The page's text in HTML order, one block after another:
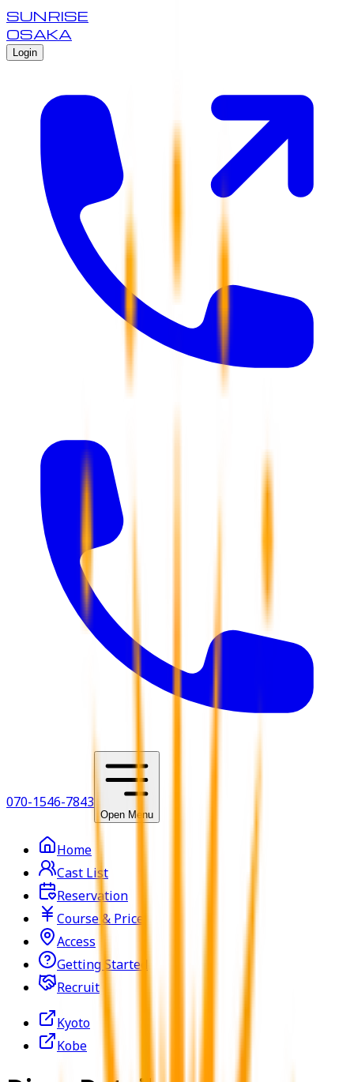
SUNRISE
OSAKA
Login
070-1546-7843
Open Menu
Home
Cast List
Reservation
Course & Price
Access
Getting Started
Recruit
Kyoto
Kobe